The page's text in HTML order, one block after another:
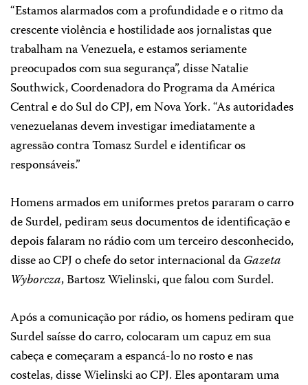
“Estamos alarmados com a profundidade e o ritmo da
crescente violência e hostilidade aos jornalistas que
trabalham na Venezuela, e estamos seriamente
preocupados com sua segurança”, disse Natalie
Southwick, Coordenadora do Programa da América
Central e do Sul do CPJ, em Nova York. “As autoridades
venezuelanas devem investigar imediatamente a
agressão contra Tomasz Surdel e identificar os
responsáveis.”
Homens armados em uniformes pretos pararam o carro
de Surdel, pediram seus documentos de identificação e
depois falaram no rádio com um terceiro desconhecido,
disse ao CPJ o chefe do setor internacional daGazeta
Wyborcza, Bartosz Wielinski, que falou com Surdel.
Após a comunicação por rádio, os homens pediram que
Surdel saísse do carro, colocaram um capuz em sua
cabeça e começaram a espancá-lo no rosto e nas
costelas, disse Wielinski ao CPJ. Eles apontaram uma